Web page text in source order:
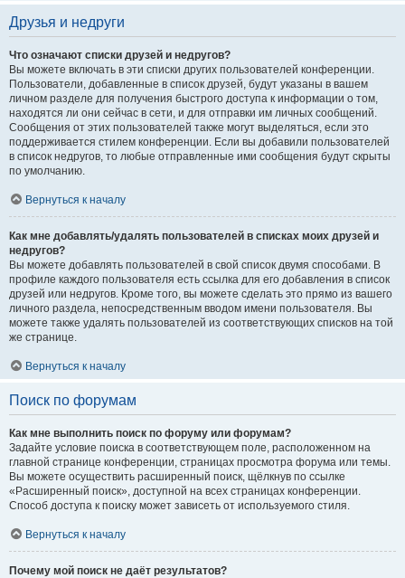
Друзья и недруги
Что означают списки друзей и недругов?
Вы можете включать в эти списки других пользователей конференции.
Пользователи, добавленные в список друзей, будут указаны в вашем
личном разделе для получения быстрого доступа к информации о том,
находятся ли они сейчас в сети, и для отправки им личных сообщений.
Сообщения от этих пользователей также могут выделяться, если это
поддерживается стилем конференции. Если вы добавили пользователей
в список недругов, то любые отправленные ими сообщения будут скрыты
по умолчанию.
Вернуться к началу
Как мне добавлять/удалять пользователей в списках моих друзей и
недругов?
Вы можете добавлять пользователей в свой список двумя способами. В
профиле каждого пользователя есть ссылка для его добавления в список
друзей или недругов. Кроме того, вы можете сделать это прямо из вашего
личного раздела, непосредственным вводом имени пользователя. Вы
можете также удалять пользователей из соответствующих списков на той
же странице.
Вернуться к началу
Поиск по форумам
Как мне выполнить поиск по форуму или форумам?
Задайте условие поиска в соответствующем поле, расположенном на
главной странице конференции, страницах просмотра форума или темы.
Вы можете осуществить расширенный поиск, щёлкнув по ссылке
«Расширенный поиск», доступной на всех страницах конференции.
Способ доступа к поиску может зависеть от используемого стиля.
Вернуться к началу
Почему мой поиск не даёт результатов?